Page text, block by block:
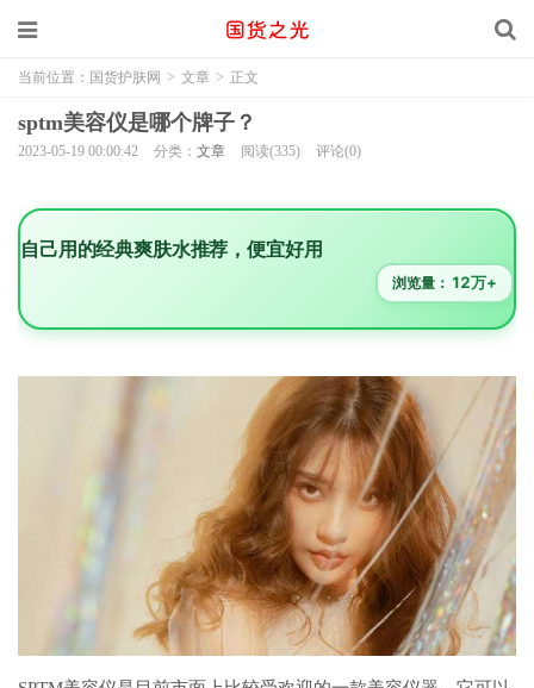
当前位置： 国货护肤网 > 文章 > 正文
sptm美容仪是哪个牌子？
2023-05-19 00:00:42 分类： 文章 阅读(335) 评论(0)
自己用的经典爽肤水推荐，便宜好用
浏览量： 12万+